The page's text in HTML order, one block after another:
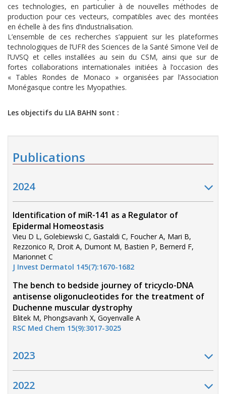
ces technologies, en particulier à de nouvelles méthodes de
production pour ces vecteurs, compatibles avec des montées
en échelle à des fins d’industrialisation.
L’ensemble de ces recherches s’appuient sur les plateformes
technologiques de l’UFR des Sciences de la Santé Simone Veil de
l’UVSQ et celles installées au sein du CSM, ainsi que sur de
fortes collaborations internationales initiées à l’occasion des
« Tables Rondes de Monaco » organisées par l’Association
Monégasque contre les Myopathies.
Les objectifs du LIA BAHN sont :
Publications
2024
Identification of miR-141 as a Regulator of
Epidermal Homeostasis
Vieu D L, Golebiewski C, Gastaldi C, Foucher A, Mari B,
Rezzonico R, Droit A, Dumont M, Bastien P, Bernerd F,
Marionnet C
J Invest Dermatol 145(7):1670-1682
The bench to bedside journey of tricyclo-DNA
antisense oligonucleotides for the treatment of
Duchenne muscular dystrophy
Blitek M, Phongsavanh X, Goyenvalle A
RSC Med Chem 15(9):3017-3025
2023
2022